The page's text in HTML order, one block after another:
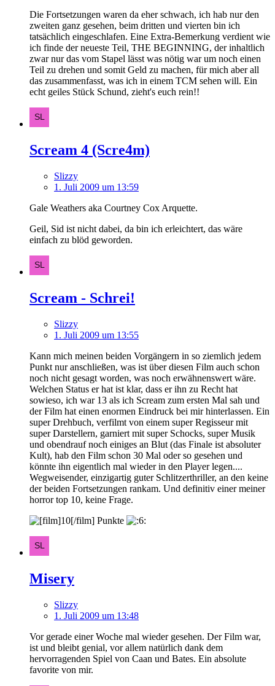
Die Fortsetzungen waren da eher schwach, ich hab nur den
zweiten ganz gesehen, beim dritten und vierten bin ich
tatsächlich eingeschlafen. Eine Extra-Bemerkung verdient wie
ich finde der neueste Teil, THE BEGINNING, der inhaltlich
zwar nur das vom Stapel lässt was nötig war um noch einen
Teil zu drehen und somit Geld zu machen, für mich aber all
das zusammenfasst, was ich in einem TCM sehen will. Ein
echt geiles Stück Schund, zieht's euch rein!!
Scream 4 (Scre4m)
Slizzy
1. Juli 2009 um 13:59
Gale Weathers aka Courtney Cox Arquette.
Geil, Sid ist nicht dabei, da bin ich erleichtert, das wäre
einfach zu blöd geworden.
Scream - Schrei!
Slizzy
1. Juli 2009 um 13:55
Kann mich meinen beiden Vorgängern in so ziemlich jedem
Punkt nur anschließen, was ist über diesen Film auch schon
noch nicht gesagt worden, was noch erwähnenswert wäre.
Welchen Status er hat ist klar, dass er ihn zu Recht hat
sowieso, ich war 13 als ich Scream zum ersten Mal sah und
der Film hat einen enormen Eindruck bei mir hinterlassen. Ein
super Drehbuch, verfilmt von einem super Regisseur mit
super Darstellern, garniert mit super Schocks, super Musik
und obendrauf noch einiges an Blut (das Finale ist absoluter
Kult), hab den Film schon 30 Mal oder so gesehen und
könnte ihn eigentlich mal wieder in den Player legen....
Wegweisender, einzigartig guter Schlitzerthriller, an den keine
der beiden Fortsetzungen rankam. Und definitiv einer meiner
horror top 10, keine Frage.
Punkte
Misery
Slizzy
1. Juli 2009 um 13:48
Vor gerade einer Woche mal wieder gesehen. Der Film war,
ist und bleibt genial, vor allem natürlich dank dem
hervorragenden Spiel von Caan und Bates. Ein absolute
favorite von mir.